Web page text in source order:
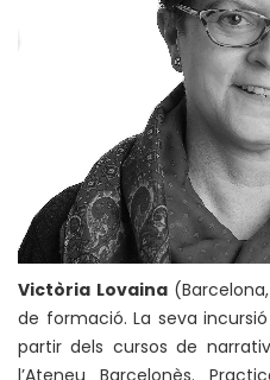
Victòria Lovaina
de formació. La seva
partir dels cursos de
l’Ateneu Barcelonès.